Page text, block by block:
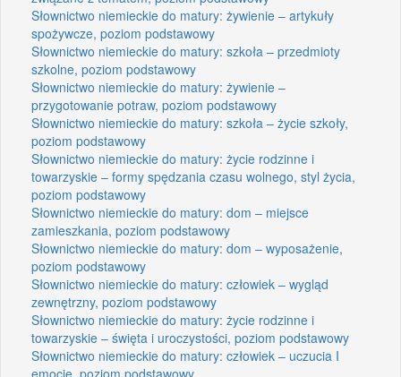
Słownictwo niemieckie do matury: żywienie – artykuły
spożywcze, poziom podstawowy
Słownictwo niemieckie do matury: szkoła – przedmioty
szkolne, poziom podstawowy
Słownictwo niemieckie do matury: żywienie –
przygotowanie potraw, poziom podstawowy
Słownictwo niemieckie do matury: szkoła – życie szkoły,
poziom podstawowy
Słownictwo niemieckie do matury: życie rodzinne i
towarzyskie – formy spędzania czasu wolnego, styl życia,
poziom podstawowy
Słownictwo niemieckie do matury: dom – miejsce
zamieszkania, poziom podstawowy
Słownictwo niemieckie do matury: dom – wyposażenie,
poziom podstawowy
Słownictwo niemieckie do matury: człowiek – wygląd
zewnętrzny, poziom podstawowy
Słownictwo niemieckie do matury: życie rodzinne i
towarzyskie – święta i uroczystości, poziom podstawowy
Słownictwo niemieckie do matury: człowiek – uczucia I
emocje, poziom podstawowy